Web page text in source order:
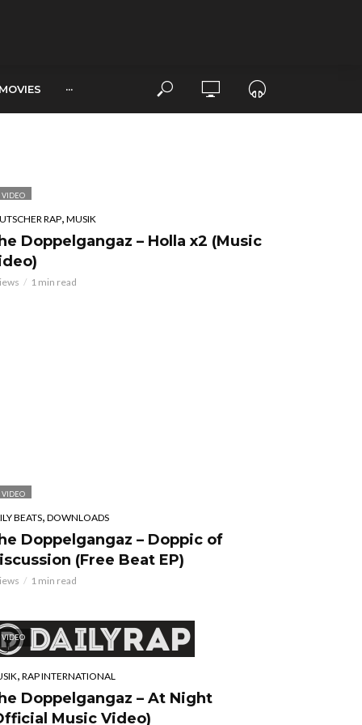
MOVIES ···
VIDEO
RAP, MUSIK
Doppelgangaz – Holla x2 (Music
1 min read
VIDEO
BEATS, DOWNLOADS
Doppelgangaz – Doppic of
(Free Beat EP)
1 min read
VIDEO
RAP INTERNATIONAL
Doppelgangaz – At Night
Music Video)